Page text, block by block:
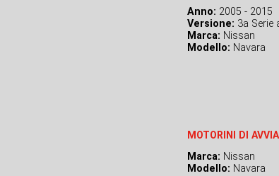
Anno: 2005 - 2015
Versione: 3a Serie
Marca: Nissan
Modello: Navara
MOTORINI DI
Marca: Nissan
Modello: Navara